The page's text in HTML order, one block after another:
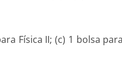
Física II; (c) 1 bolsa